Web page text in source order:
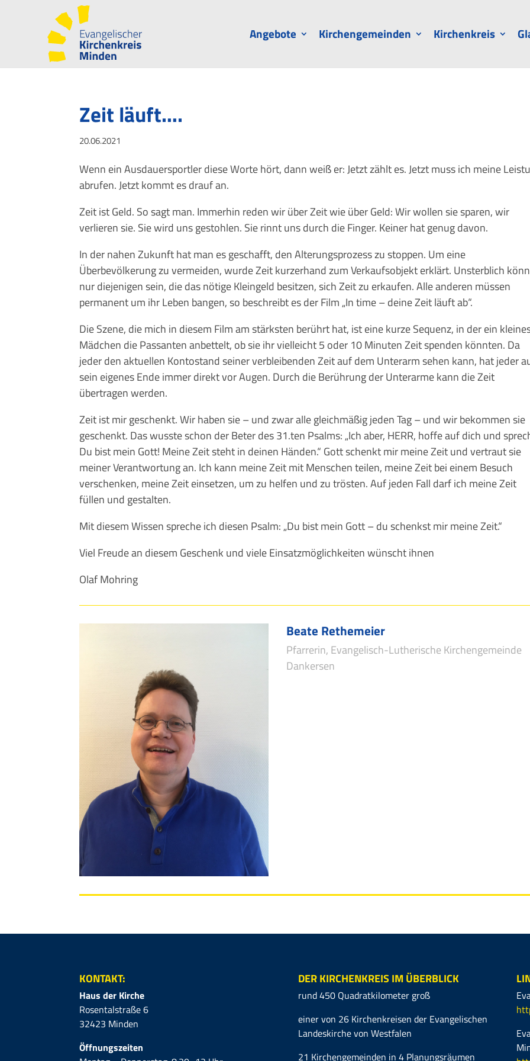
Angebote Kirchengemeinden Kirchenkreis
Zeit läuft….
20.06.2021
Wenn ein Ausdauersportler diese Worte hört, dann weiß er: Jetzt zählt es. Jetzt muss ich meine
abrufen. Jetzt kommt es drauf an.
Zeit ist Geld. So sagt man. Immerhin reden wir über Zeit wie über Geld: Wir wollen sie sparen, wir
verlieren sie. Sie wird uns gestohlen. Sie rinnt uns durch die Finger. Keiner hat genug davon.
In der nahen Zukunft hat man es geschafft, den Alterungsprozess zu stoppen. Um eine
Überbevölkerung zu vermeiden, wurde Zeit kurzerhand zum Verkaufsobjekt erklärt. Unsterblich
nur diejenigen sein, die das nötige Kleingeld besitzen, sich Zeit zu erkaufen. Alle anderen müssen
permanent um ihr Leben bangen, so beschreibt es der Film „In time – deine Zeit läuft ab“.
Die Szene, die mich in diesem Film am stärksten berührt hat, ist eine kurze Sequenz, in der ein
Mädchen die Passanten anbettelt, ob sie ihr vielleicht 5 oder 10 Minuten Zeit spenden könnten. Da
jeder den aktuellen Kontostand seiner verbleibenden Zeit auf dem Unterarm sehen kann, hat jeder
sein eigenes Ende immer direkt vor Augen. Durch die Berührung der Unterarme kann die Zeit
übertragen werden.
Zeit ist mir geschenkt. Wir haben sie – und zwar alle gleichmäßig jeden Tag – und wir bekommen sie
geschenkt. Das wusste schon der Beter des 31.ten Psalms: „Ich aber, HERR, hoffe auf dich und
Du bist mein Gott! Meine Zeit steht in deinen Händen.“ Gott schenkt mir meine Zeit und vertraut sie
meiner Verantwortung an. Ich kann meine Zeit mit Menschen teilen, meine Zeit bei einem Besuch
verschenken, meine Zeit einsetzen, um zu helfen und zu trösten. Auf jeden Fall darf ich meine Zeit
füllen und gestalten.
Mit diesem Wissen spreche ich diesen Psalm: „Du bist mein Gott – du schenkst mir meine Zeit.“
Viel Freude an diesem Geschenk und viele Einsatzmöglichkeiten wünscht ihnen
Olaf Mohring
Beate Rethemeier
Pfarrerin, Evangelisch-Lutherische Kirchengemeinde
Dankersen
KONTAKT:
Haus der Kirche
Rosentalstraße 6
32423 Minden
Öffnungszeiten
DER KIRCHENKREIS IM ÜBERBLICK
rund 450 Quadratkilometer groß
einer von 26 Kirchenkreisen der Evangelischen
Landeskirche von Westfalen
21 Kirchengemeinden in 4 Planungsräumen